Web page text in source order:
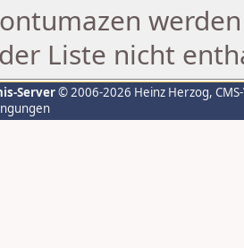
Liste nicht
Server© 2006-2026 Heinz Herzog,